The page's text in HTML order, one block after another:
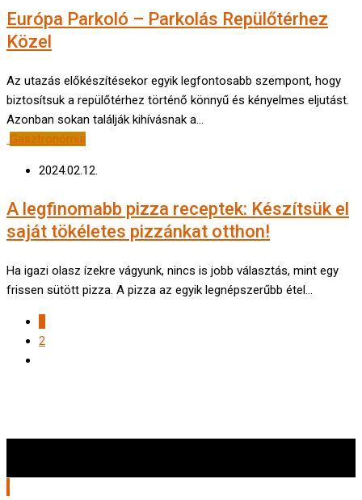
Európa Parkoló – Parkolás Repülőtérhez
Közel
Az utazás előkészítésekor egyik legfontosabb szempont, hogy
biztosítsuk a repülőtérhez történő könnyű és kényelmes eljutást.
Azonban sokan találják kihívásnak a…
Gasztronómia
2024.02.12.
A legfinomabb pizza receptek: Készítsük el
saját tökéletes pizzánkat otthon!
Ha igazi olasz ízekre vágyunk, nincs is jobb választás, mint egy
frissen sütött pizza. A pizza az egyik legnépszerűbb étel…
2